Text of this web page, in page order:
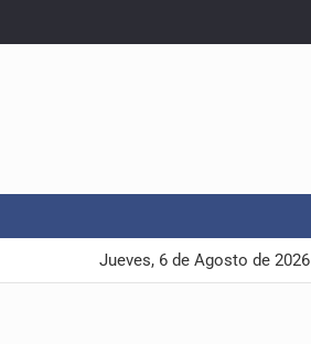
Jueves, 6 de Agosto de 2026